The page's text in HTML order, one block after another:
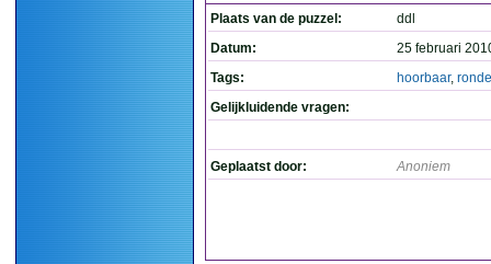
Plaats van de puzzel:
ddl
Datum:
25 februari
Tags:
hoorbaar, ronde
Gelijkluidende vragen:
Geplaatst door: Anoniem